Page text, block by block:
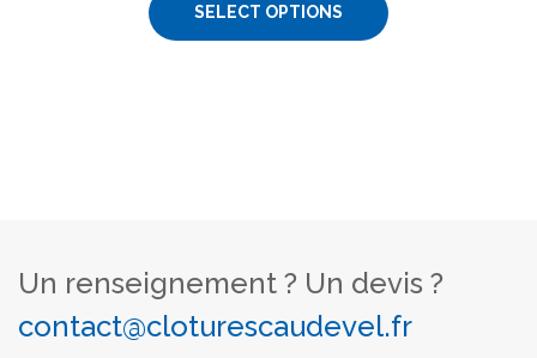
SELECT OPTIONS
Un renseignement ? Un devis ?
contact@cloturescaudevel.fr